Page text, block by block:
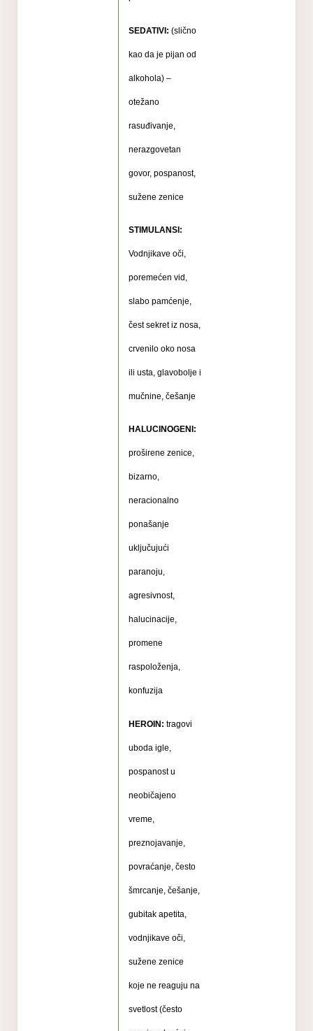
SEDATIVI: (slično
kao da je pijan od
alkohola) –
otežano
rasuđivanje,
nerazgovetan
govor, pospanost,
sužene zenice
STIMULANSI:
Vodnjikave oči,
poremećen vid,
slabo pamćenje,
čest sekret iz nosa,
crvenilo oko nosa
ili usta, glavobolje i
mučnine, češanje
HALUCINOGENI:
proširene zenice,
bizarno,
neracionalno
ponašanje
uključujući
paranoju,
agresivnost,
halucinacije,
promene
raspoloženja,
konfuzija
HEROIN: tragovi
uboda igle,
pospanost u
neobičajeno
vreme,
preznojavanje,
povraćanje, često
šmrcanje, češanje,
gubitak apetita,
vodnjikave oči,
sužene zenice
koje ne reaguju na
svetlost (često